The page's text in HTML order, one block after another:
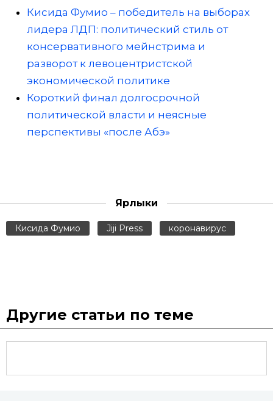
Кисида Фумио – победитель на выборах
лидера ЛДП: политический стиль от
консервативного мейнстрима и
разворот к левоцентристской
экономической политике
Короткий финал долгосрочной
политической власти и неясные
перспективы «после Абэ»
Ярлыки
Кисида Фумио Jiji Press коронавирус
Другие статьи по теме